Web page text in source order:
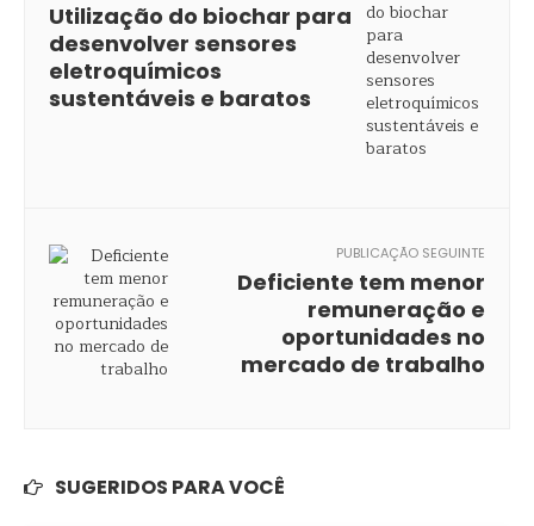
Utilização do biochar para
desenvolver sensores
eletroquímicos
sustentáveis e baratos
PUBLICAÇÃO SEGUINTE
Deficiente tem menor
remuneração e
oportunidades no
mercado de trabalho
SUGERIDOS PARA VOCÊ